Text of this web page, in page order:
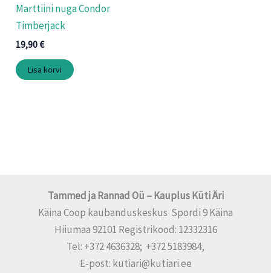
Marttiini nuga Condor
Timberjack
19,90€
Lisa korvi
Tammed ja Rannad Oü – Kauplus Küti Äri
Käina Coop kaubanduskeskus Spordi 9 Käina
Hiiumaa 92101 Registrikood: 12332316
Tel: +372 4636328; +372 5183984,
E-post: kutiari@kutiari.ee